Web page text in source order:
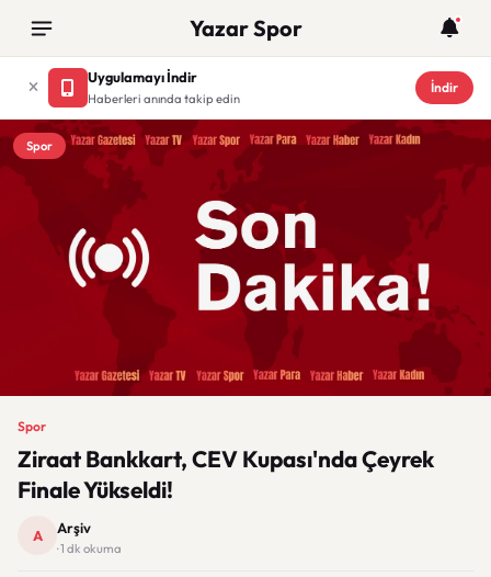
Yazar Spor
Uygulamayı İndir
Haberleri anında takip edin
İndir
Spor
Spor
Ziraat Bankkart, CEV Kupası'nda Çeyrek
Finale Yükseldi!
A Arşiv
· 1 dk okuma